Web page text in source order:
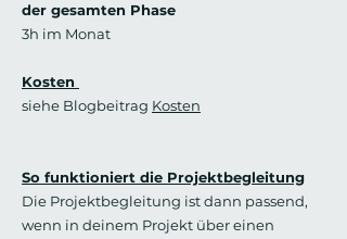
der gesamten Phase
3h im Monat
Kosten
siehe Blogbeitrag Kosten
So funktioniert die Projektbegleitung
Die Projektbegleitung ist dann passend,
wenn in deinem Projekt über einen